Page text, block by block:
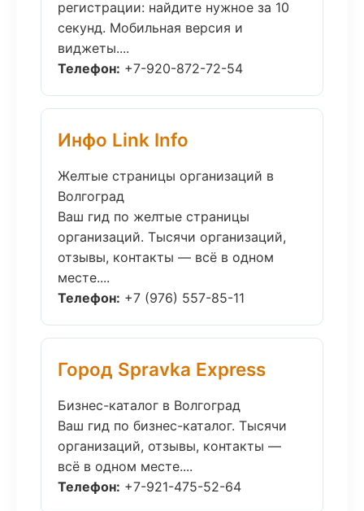
регистрации: найдите нужное за 10
секунд. Мобильная версия и
виджеты....
Телефон: +7-920-872-72-54
Инфо Link Info
Желтые страницы организаций в
Волгоград
Ваш гид по желтые страницы
организаций. Тысячи организаций,
отзывы, контакты — всё в одном
месте....
Телефон: +7 (976) 557-85-11
Город Spravka Express
Бизнес-каталог в Волгоград
Ваш гид по бизнес-каталог. Тысячи
организаций, отзывы, контакты —
всё в одном месте....
Телефон: +7-921-475-52-64